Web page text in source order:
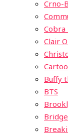
Crno-
Cobra
Clair
Buffy
BTS